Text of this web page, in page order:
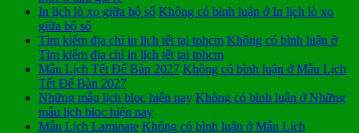
In lịch lò xo giữa bộ số Không có bình luận ở In lịch lò xo
giữa bộ số
Tìm kiếm địa chỉ in lịch tết tại tphcm Không có bình luận ở
Tìm kiếm địa chỉ in lịch tết tại tphcm
Mẫu Lịch Tết Để Bàn 2027 Không có bình luận ở Mẫu Lịch
Tết Để Bàn 2027
Những mẫu lịch bloc hiện nay Không có bình luận ở Những
mẫu lịch bloc hiện nay
Mẫu Lịch Laminate Không có bình luận ở Mẫu Lịch